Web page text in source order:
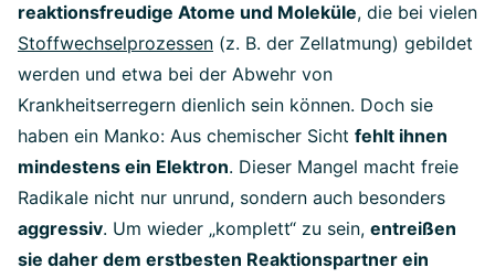
reaktionsfreudige Atome und Moleküle, die bei vielen
Stoffwechselprozessen (z. B. der Zellatmung) gebildet
werden und etwa bei der Abwehr von
Krankheitserregern dienlich sein können. Doch sie
haben ein Manko: Aus chemischer Sicht fehlt ihnen
mindestens ein Elektron. Dieser Mangel macht freie
Radikale nicht nur unrund, sondern auch besonders
aggressiv. Um wieder „komplett“ zu sein, entreißen
sie daher dem erstbesten Reaktionspartner ein